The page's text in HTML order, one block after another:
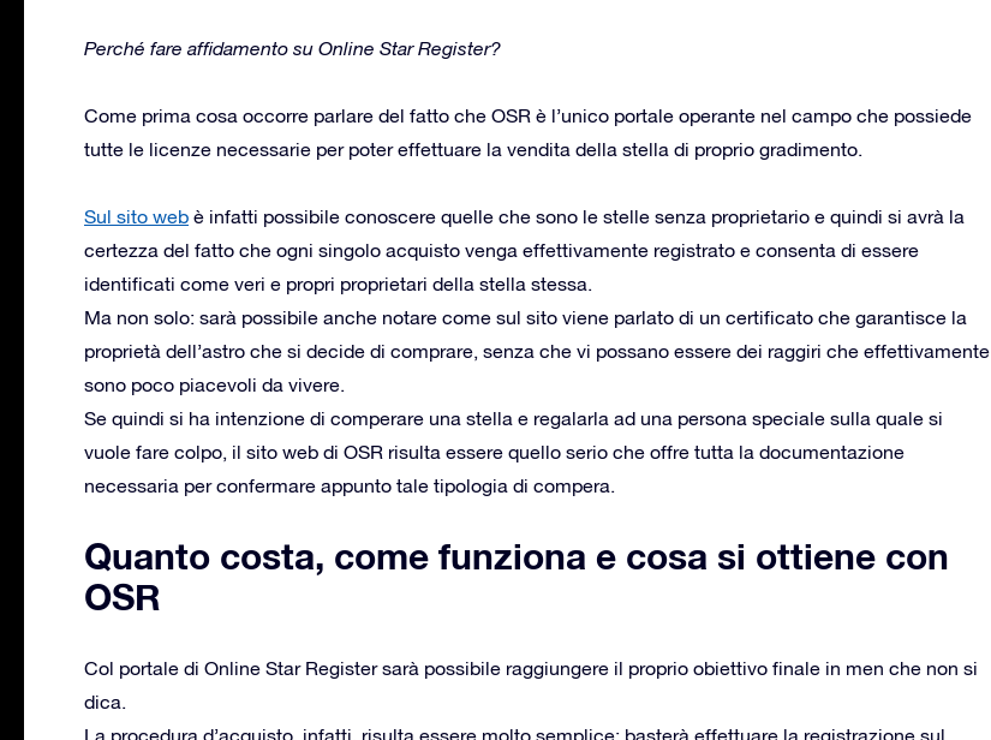
Perché fare affidamento su Online Star Register?
Come prima cosa occorre parlare del fatto che OSR è l’unico portale operante nel campo che possiede
tutte le licenze necessarie per poter effettuare la vendita della stella di proprio gradimento.
Sul sito web è infatti possibile conoscere quelle che sono le stelle senza proprietario e quindi si avrà la
certezza del fatto che ogni singolo acquisto venga effettivamente registrato e consenta di essere
identificati come veri e propri proprietari della stella stessa.
Ma non solo: sarà possibile anche notare come sul sito viene parlato di un certificato che garantisce la
proprietà dell’astro che si decide di comprare, senza che vi possano essere dei raggiri che effettivamente
sono poco piacevoli da vivere.
Se quindi si ha intenzione di comperare una stella e regalarla ad una persona speciale sulla quale si
vuole fare colpo, il sito web di OSR risulta essere quello serio che offre tutta la documentazione
necessaria per confermare appunto tale tipologia di compera.
Quanto costa, come funziona e cosa si ottiene con
OSR
Col portale di Online Star Register sarà possibile raggiungere il proprio obiettivo finale in men che non si
dica.
La procedura d’acquisto, infatti, risulta essere molto semplice: basterà effettuare la registrazione sul